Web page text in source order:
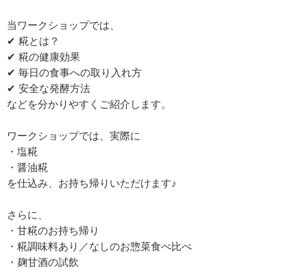
当ワークショップでは、
✔ 糀とは？
✔ 糀の健康効果
✔ 毎日の食事への取り入れ方
✔ 安全な発酵方法
などを分かりやすくご紹介します。
ワークショップでは、実際に
・塩糀
・醤油糀
を仕込み、お持ち帰りいただけます♪
さらに、
・甘糀のお持ち帰り
・糀調味料あり／なしのお惣菜食べ比べ
・麹甘酒の試飲